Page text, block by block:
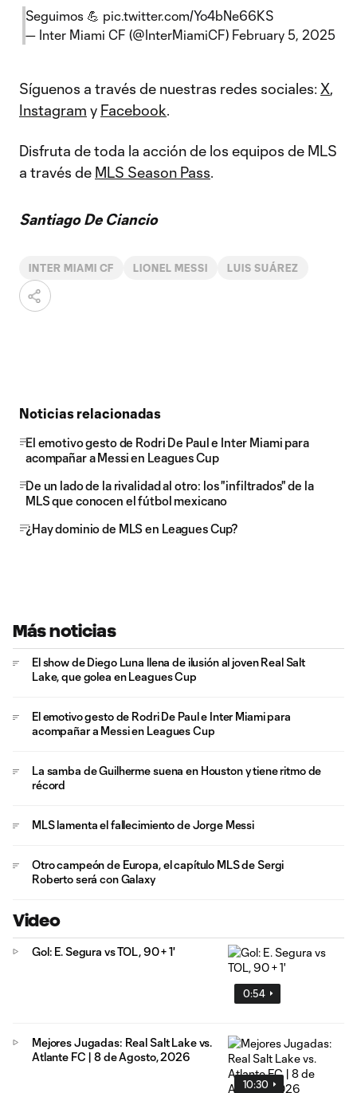
Seguimos 💪 pic.twitter.com/Yo4bNe66KS
— Inter Miami CF (@InterMiamiCF) February 5, 2025
Síguenos a través de nuestras redes sociales: X,
Instagram y Facebook.
Disfruta de toda la acción de los equipos de MLS
a través de MLS Season Pass.
Santiago De Ciancio
INTER MIAMI CF LIONEL MESSI LUIS SUÁREZ
Noticias relacionadas
El emotivo gesto de Rodri De Paul e Inter Miami para
acompañar a Messi en Leagues Cup
De un lado de la rivalidad al otro: los "infiltrados" de la
MLS que conocen el fútbol mexicano
¿Hay dominio de MLS en Leagues Cup?
Más noticias
El show de Diego Luna llena de ilusión al joven Real Salt
Lake, que golea en Leagues Cup
El emotivo gesto de Rodri De Paul e Inter Miami para
acompañar a Messi en Leagues Cup
La samba de Guilherme suena en Houston y tiene ritmo de
récord
MLS lamenta el fallecimiento de Jorge Messi
Otro campeón de Europa, el capítulo MLS de Sergi
Roberto será con Galaxy
Video
0:54
Gol: E. Segura vs TOL, 90 + 1'
10:30
Mejores Jugadas: Real Salt Lake vs.
Atlante FC | 8 de Agosto, 2026